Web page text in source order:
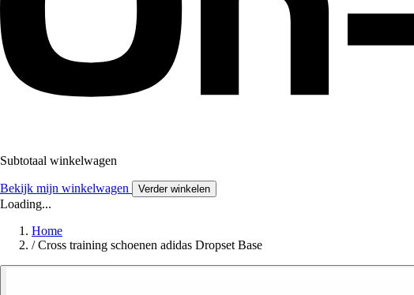
Subtotaal winkelwagen
Bekijk mijn winkelwagen Verder winkelen
Loading...
Home
/ Cross training schoenen adidas Dropset Base